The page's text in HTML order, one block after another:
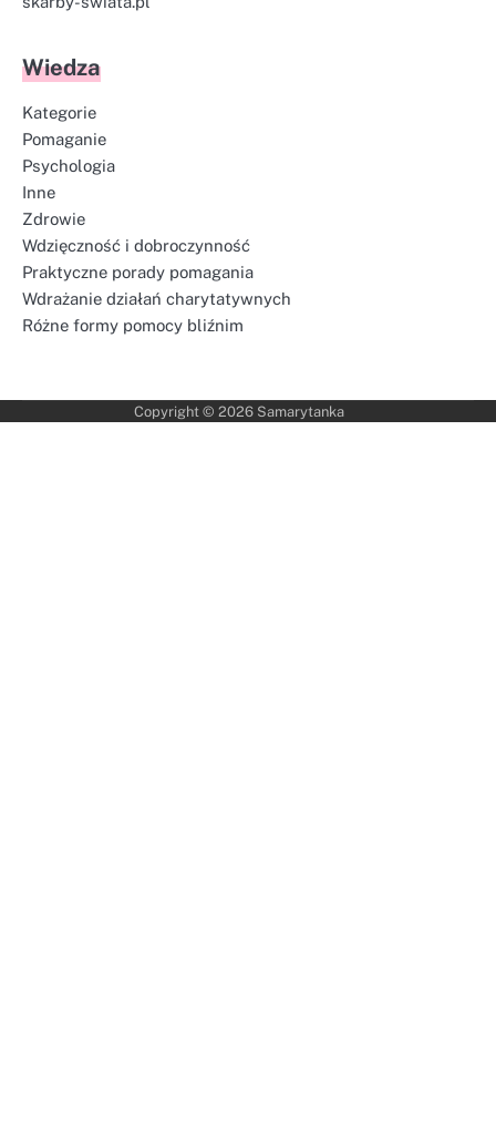
Wiedza
Kategorie
Pomaganie
Psychologia
Inne
Zdrowie
Wdzięczność i dobroczynność
Praktyczne porady pomagania
Wdrażanie działań charytatywnych
Różne formy pomocy bliźnim
Copyright © 2026 Samarytanka